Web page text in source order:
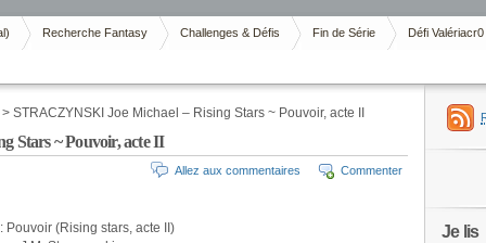
Recherche Fantasy Challenges & Défis Fin de Série Défi Valériacr0
> STRACZYNSKI Joe Michael – Rising Stars ~ Pouvoir, acte II
Stars ~ Pouvoir, acte II
Commenter
Allez aux commentaires
: Pouvoir (Rising stars, acte II)
Je lis